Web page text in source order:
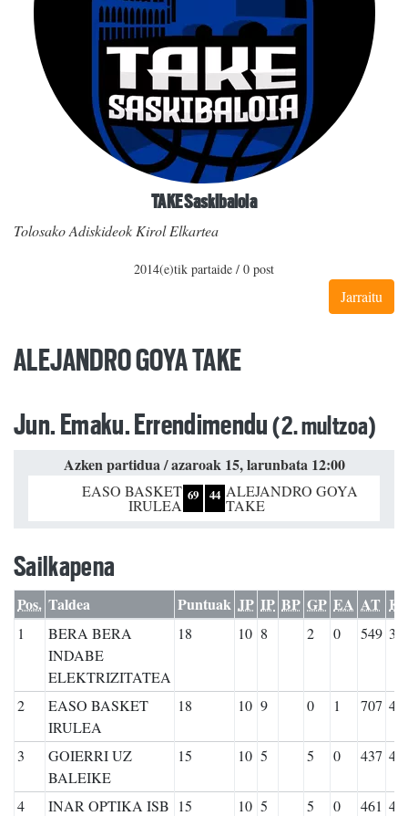
TAKE Saskibaloia
Tolosako Adiskideok Kirol Elkartea
2014(e)tik partaide / 0 post
Jarraitu
ALEJANDRO GOYA TAKE
Jun. Emaku. Errendimendu(2. multzoa)
Azken partidua / azaroak 15, larunbata 12:00
EASO BASKET
IRULEA
69 44 ALEJANDRO GOYA
TAKE
Sailkapena
Pos. Taldea Puntuak JP IP BP GP EA AT
1
BERA BERA
INDABE
ELEKTRIZITATEA
18 10 8 2 0 549
2
EASO BASKET
IRULEA
18 10 9 0 1 707
3
GOIERRI UZ
BALEIKE
15 10 5 5 0 437
4 INAR OPTIKA ISB 15 10 5 5 0 461